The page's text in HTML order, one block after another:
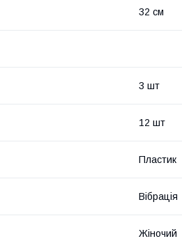
32 см
3 шт
12 шт
Пластик
Вібрація
Жіночий